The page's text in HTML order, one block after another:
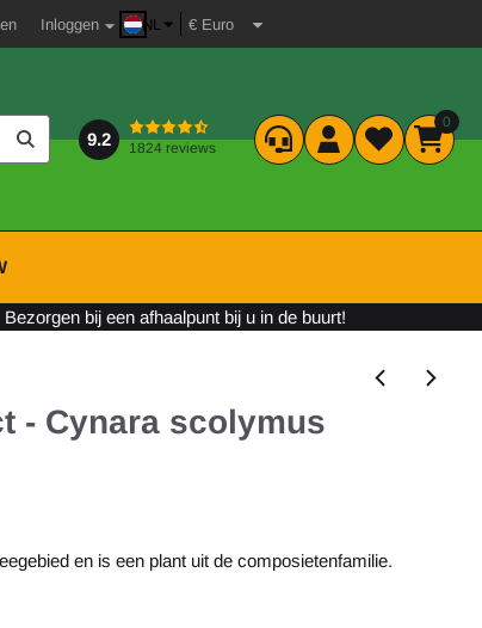
Inloggen NL
9.2 1824 reviews
0
Bezorgen bij een afhaalpunt bij u in de buurt!
- Cynara scolymus
en is een plant uit de composietenfamilie.